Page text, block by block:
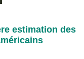
estimation des